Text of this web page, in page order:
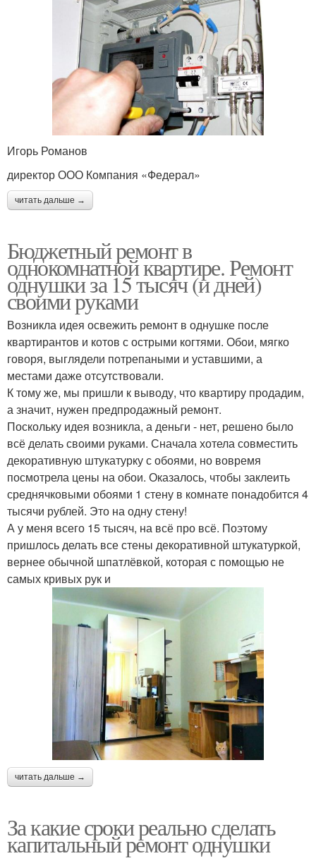
Игорь Романов
директор ООО Компания «Федерал»
читать дальше →
Бюджетный ремонт в
однокомнатной квартире. Ремонт
однушки за 15 тысяч (и дней)
своими руками
Возникла идея освежить ремонт в однушке после
квартирантов и котов с острыми когтями. Обои, мягко
говоря, выглядели потрепаными и уставшими, а
местами даже отсутствовали.
К тому же, мы пришли к выводу, что квартиру продадим,
а значит, нужен предпродажный ремонт.
Поскольку идея возникла, а деньги - нет, решено было
всё делать своими руками. Сначала хотела совместить
декоративную штукатурку с обоями, но вовремя
посмотрела цены на обои. Оказалось, чтобы заклеить
среднячковыми обоями 1 стену в комнате понадобится 4
тысячи рублей. Это на одну стену!
А у меня всего 15 тысяч, на всё про всё. Поэтому
пришлось делать все стены декоративной штукатуркой,
вернее обычной шпатлёвкой, которая с помощью не
самых кривых рук и
читать дальше →
За какие сроки реально сделать
капитальный ремонт однушки